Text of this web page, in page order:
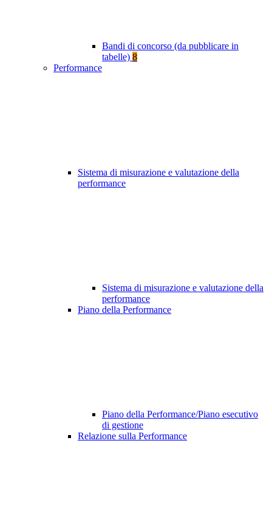
Bandi di concorso (da pubblicare in
tabelle) 8
Performance
Sistema di misurazione e valutazione della
performance
Sistema di misurazione e valutazione della
performance
Piano della Performance
Piano della Performance/Piano esecutivo
di gestione
Relazione sulla Performance